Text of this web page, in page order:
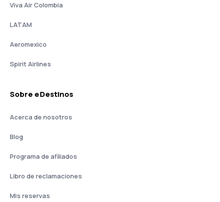
Viva Air Colombia
LATAM
Aeromexico
Spirit Airlines
Sobre eDestinos
Acerca de nosotros
Blog
Programa de afiliados
Libro de reclamaciones
Mis reservas